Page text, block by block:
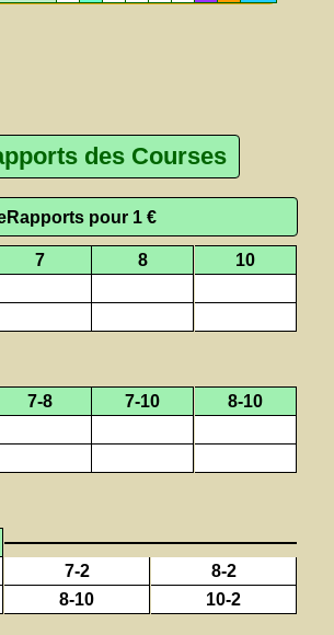
des Courses
pour 1 €
7 8
10
7-8 7-10
8-10
7-2
8-2
8-10 10-2